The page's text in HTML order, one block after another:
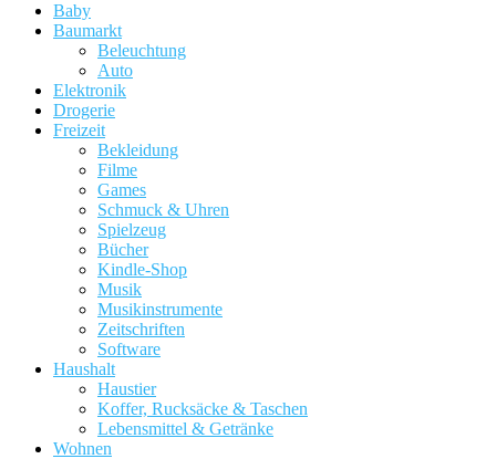
Baby
Baumarkt
Beleuchtung
Auto
Elektronik
Drogerie
Freizeit
Bekleidung
Filme
Games
Schmuck & Uhren
Spielzeug
Bücher
Kindle-Shop
Musik
Musikinstrumente
Zeitschriften
Software
Haushalt
Haustier
Koffer, Rucksäcke & Taschen
Lebensmittel & Getränke
Wohnen